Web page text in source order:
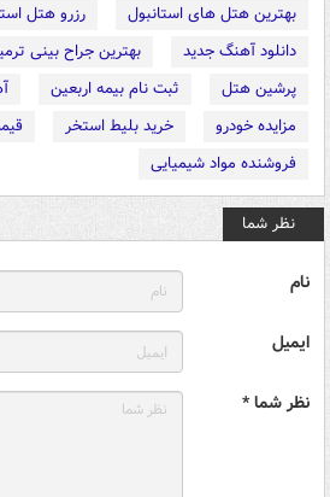
بهترین هتل های استانبول
رزرو هتل
دانلود آهنگ جدید
بهترین جراح بینی
پرشین هتل
ثبت نام بیمه اربعین
مزایده خودرو
خرید بلیط استخر
فروشنده مواد شیمیایی
نظر شما
نام
ایمیل
نظر شما *